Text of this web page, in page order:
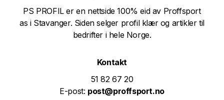
PS PROFIL er en nettside 100% eid av Proffsport
as i Stavanger. Siden selger profil klær og artikler til
bedrifter i hele Norge.
Kontakt
51 82 67 20
E-post: post@proffsport.no